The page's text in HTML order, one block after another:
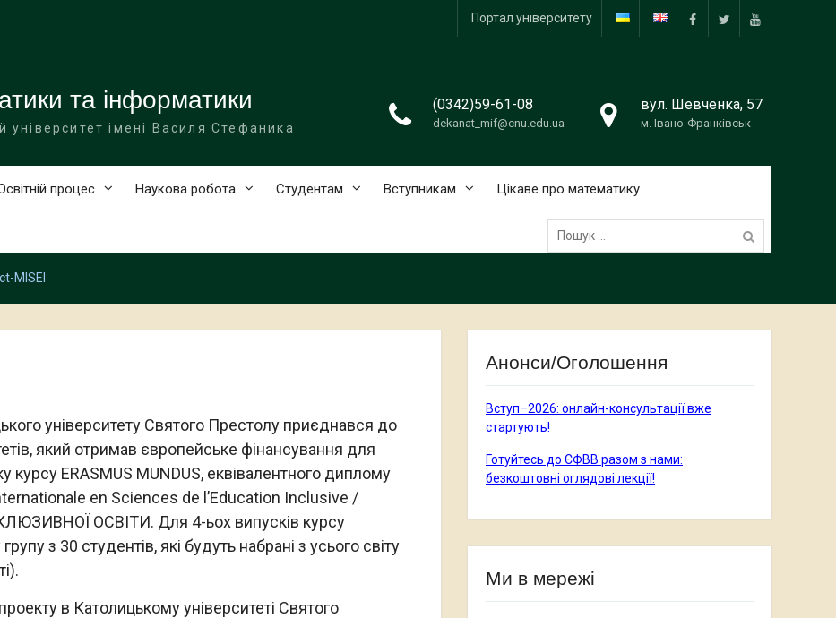
facebooktwitter youtube
Портал університету
та інформатики
університет імені Василя Стефаника
(0342)59-61-08
dekanat_mif@cnu.edu.ua
вул. Шевченка, 57
м. Івано-Франківськ
процес Наукова робота Студентам Вступникам Цікаве про математику
Пошук:
MISEI
університету Святого Престолу приєднався до
який отримав європейське фінансування для
ERASMUS MUNDUS, еквівалентного диплому
en Sciences de l’Education Inclusive /
ОСВІТИ. Для 4-ьох випусків курсу
з 30 студентів, які будуть набрані з усього світу
в Католицькому університеті Святого
Анонси/Оголошення
Вступ–2026: онлайн-консультації вже
стартують!
Готуйтесь до ЄФВВ разом з нами:
безкоштовні оглядові лекції!
Ми в мережі